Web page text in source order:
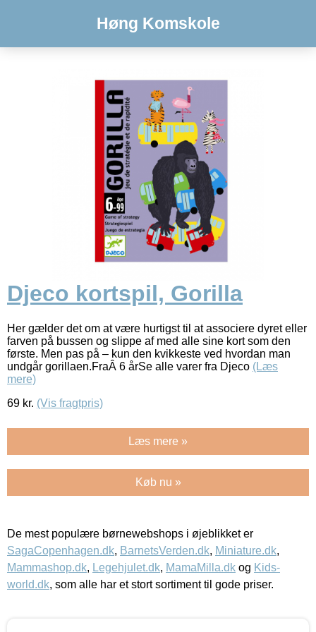
Høng Komskole
Djeco kortspil, Gorilla
Her gælder det om at være hurtigst til at associere dyret eller
farven på bussen og slippe af med alle sine kort som den
første. Men pas på – kun den kvikkeste ved hvordan man
undgår gorillaen.FraÂ 6 årSe alle varer fra Djeco (Læs
mere)
69 kr. (Vis fragtpris)
Læs mere »
Køb nu »
De mest populære børnewebshops i øjeblikket er
SagaCopenhagen.dk, BarnetsVerden.dk, Miniature.dk,
Mammashop.dk, Legehjulet.dk, MamaMilla.dk og Kids-
world.dk, som alle har et stort sortiment til gode priser.